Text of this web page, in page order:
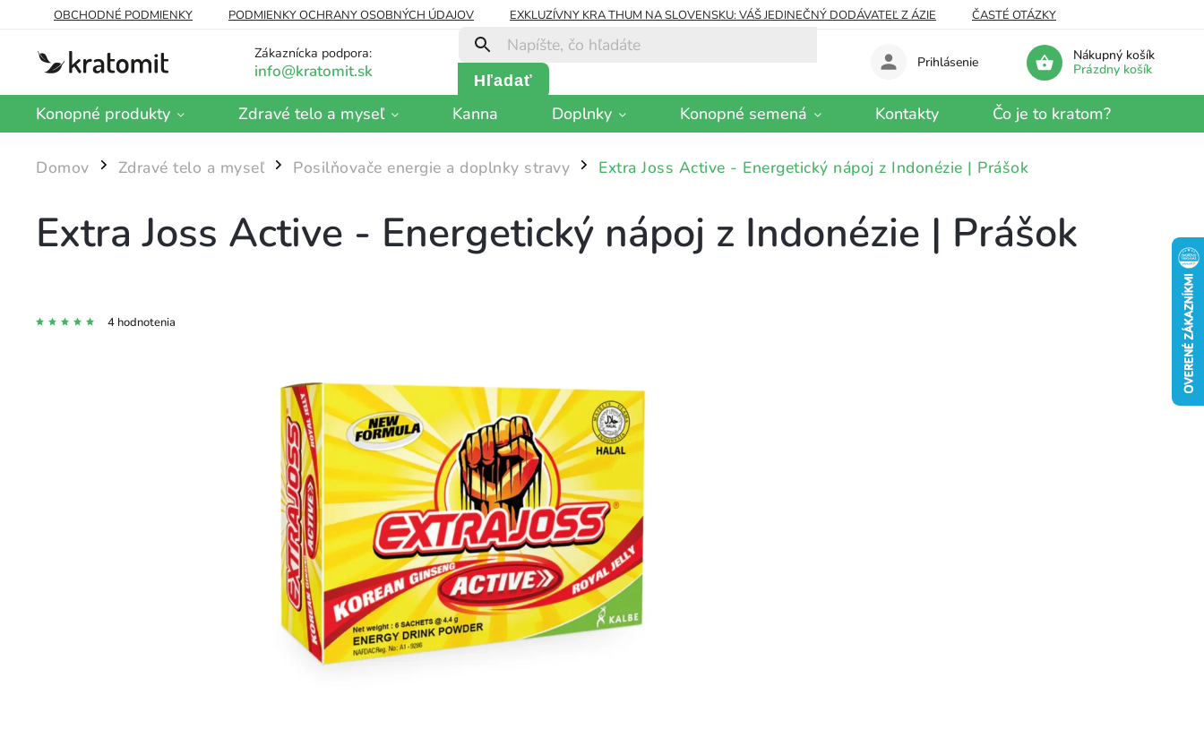
OBCHODNÉ PODMIENKY PODMIENKY OCHRANY OSOBNÝCH ÚDAJOV EXKLUZÍVNY KRA THUM NA SLOVENSKU: VÁŠ JEDINEČNÝ DODÁVATEĽ Z ÁZIE
ČASTÉ OTÁZKY
Zákaznícka podpora:
Hľadať
Nákupný košík
Prázdny košík
Prihlásenie
Konopné produkty Zdravé telo a myseľ Kanna Doplnky Konopné semená Kontakty Čo je to kratom?
Domov / Zdravé telo a myseľ / Posilňovače energie a doplnky stravy / Extra Joss Active - Energetický nápoj z Indonézie | Prášok
Extra Joss Active - Energetický nápoj z Indonézie | Prášok
4 hodnotenia